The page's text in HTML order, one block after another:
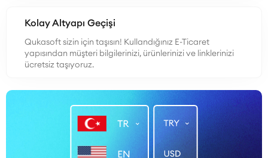
Kolay Altyapı Geçişi
Qukasoft sizin için taşısın! Kullandığınız E-Ticaret
yapısından müşteri bilgilerinizi, ürünlerinizi ve linklerinizi
ücretsiz taşıyoruz.